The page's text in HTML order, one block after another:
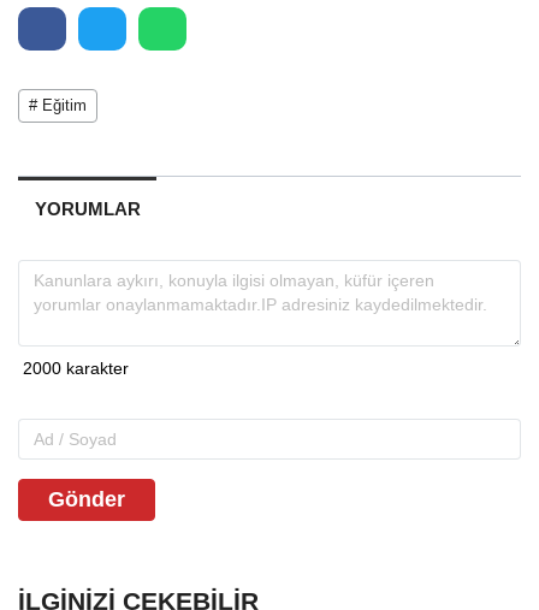
# Eğitim
YORUMLAR
Gönder
İLGINIZI ÇEKEBILIR